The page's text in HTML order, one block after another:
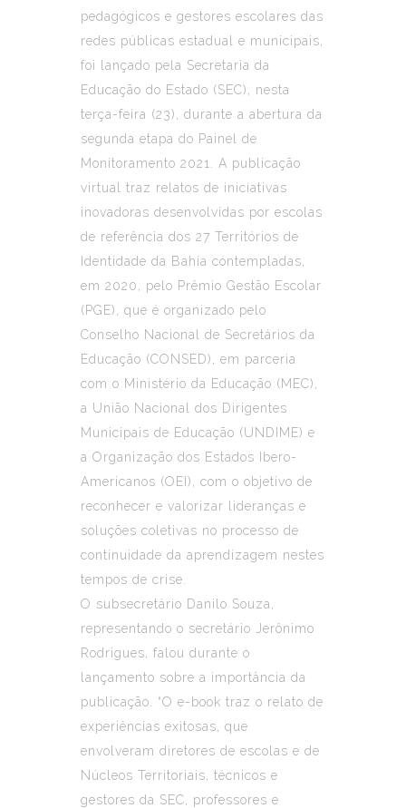
pedagógicos e gestores escolares das
redes públicas estadual e municipais,
foi lançado pela Secretaria da
Educação do Estado (SEC), nesta
terça-feira (23), durante a abertura da
segunda etapa do Painel de
Monitoramento 2021. A publicação
virtual traz relatos de iniciativas
inovadoras desenvolvidas por escolas
de referência dos 27 Territórios de
Identidade da Bahia contempladas,
em 2020, pelo Prêmio Gestão Escolar
(PGE), que é organizado pelo
Conselho Nacional de Secretários da
Educação (CONSED), em parceria
com o Ministério da Educação (MEC),
a União Nacional dos Dirigentes
Municipais de Educação (UNDIME) e
a Organização dos Estados Ibero-
Americanos (OEI), com o objetivo de
reconhecer e valorizar lideranças e
soluções coletivas no processo de
continuidade da aprendizagem nestes
tempos de crise.
O subsecretário Danilo Souza,
representando o secretário Jerônimo
Rodrigues, falou durante o
lançamento sobre a importância da
publicação. “O e-book traz o relato de
experiências exitosas, que
envolveram diretores de escolas e de
Núcleos Territoriais, técnicos e
gestores da SEC, professores e